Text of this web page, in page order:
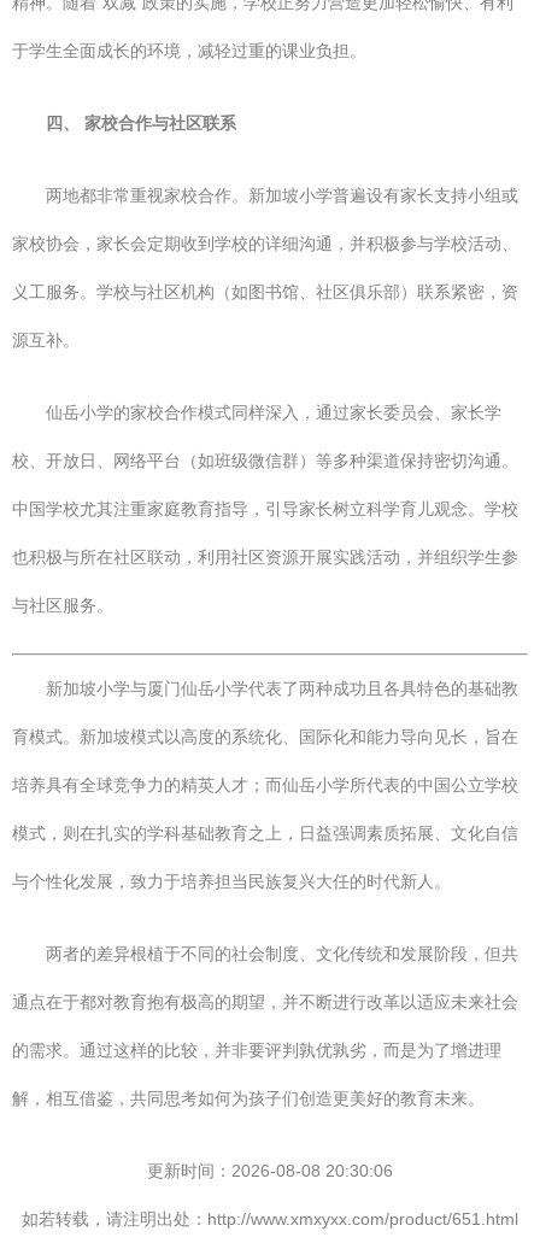
于学生全面成长的环境，减轻过重的课业负担。
四、 家校合作与社区联系
两地都非常重视家校合作。新加坡小学普遍设有家长支持小组或
家校协会，家长会定期收到学校的详细沟通，并积极参与学校活动、
义工服务。学校与社区机构（如图书馆、社区俱乐部）联系紧密，资
源互补。
仙岳小学的家校合作模式同样深入，通过家长委员会、家长学
校、开放日、网络平台（如班级微信群）等多种渠道保持密切沟通。
中国学校尤其注重家庭教育指导，引导家长树立科学育儿观念。学校
也积极与所在社区联动，利用社区资源开展实践活动，并组织学生参
与社区服务。
新加坡小学与厦门仙岳小学代表了两种成功且各具特色的基础教
育模式。新加坡模式以高度的系统化、国际化和能力导向见长，旨在
培养具有全球竞争力的精英人才；而仙岳小学所代表的中国公立学校
模式，则在扎实的学科基础教育之上，日益强调素质拓展、文化自信
与个性化发展，致力于培养担当民族复兴大任的时代新人。
两者的差异根植于不同的社会制度、文化传统和发展阶段，但共
通点在于都对教育抱有极高的期望，并不断进行改革以适应未来社会
的需求。通过这样的比较，并非要评判孰优孰劣，而是为了增进理
解，相互借鉴，共同思考如何为孩子们创造更美好的教育未来。
更新时间：2026-08-08 20:30:06
如若转载，请注明出处：http://www.xmxyxx.com/product/651.html